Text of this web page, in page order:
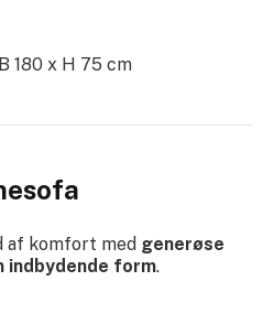
180 x H 75 cm
af komfort med generøse
indbydende form.